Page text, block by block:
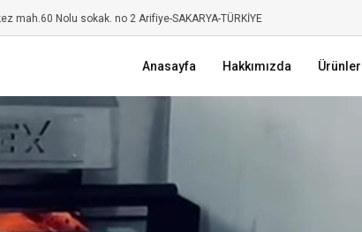
mah.60 Nolu sokak. no 2 Arifiye-SAKARYA-TÜRKİYE
Anasayfa Hakkımızda